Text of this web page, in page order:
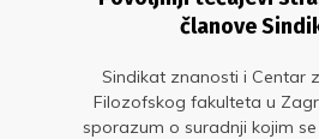
članove
Sindikat znanosti i Centar
Filozofskog fakulteta u
sporazum o suradnji kojim